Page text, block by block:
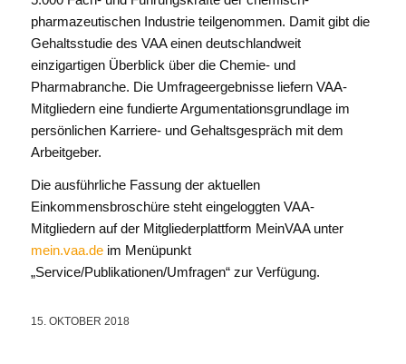
pharmazeutischen Industrie teilgenommen. Damit gibt die
Gehaltsstudie des VAA einen deutschlandweit
einzigartigen Überblick über die Chemie- und
Pharmabranche. Die Umfrageergebnisse liefern VAA-
Mitgliedern eine fundierte Argumentationsgrundlage im
persönlichen Karriere- und Gehaltsgespräch mit dem
Arbeitgeber.
Die ausführliche Fassung der aktuellen
Einkommensbroschüre steht eingeloggten VAA-
Mitgliedern auf der Mitgliederplattform MeinVAA unter
mein.vaa.deim Menüpunkt
„Service/Publikationen/Umfragen“ zur Verfügung.
15. OKTOBER 2018